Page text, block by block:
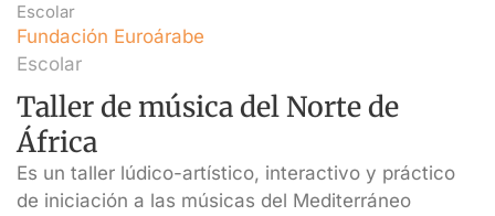
Escolar
Fundación Euroárabe
Escolar
Taller de música del Norte de
África
Es un taller lúdico-artístico, interactivo y práctico
de iniciación a las músicas del Mediterráneo